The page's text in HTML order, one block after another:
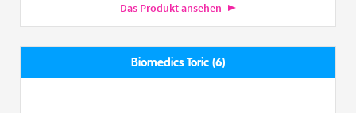
Das Produkt ansehen
Biomedics Toric (6)